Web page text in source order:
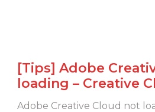
[Tips] Adobe
loading – Creative
Adobe Creative Cloud not